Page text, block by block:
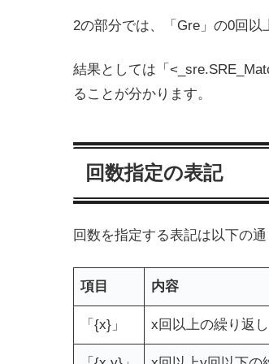
2の部分では、「Gre」の0回以
結果としては「
ることが分かります。
回数指定の表記
回数を指定する表記は以下の通
項目 内容
「{x}」 x回以上の繰り返し